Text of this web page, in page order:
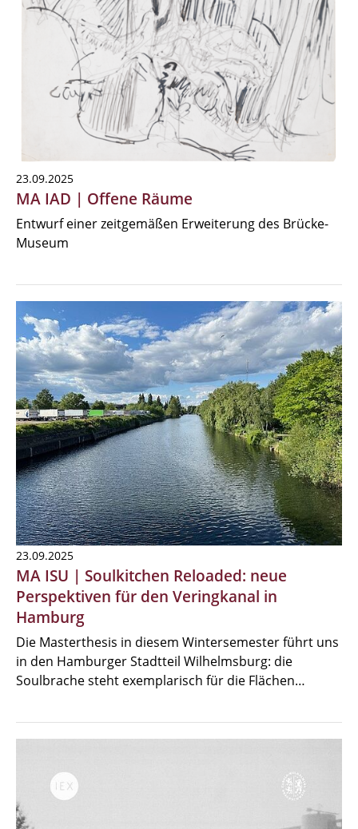
23.09.2025
MA IAD | Offene Räume
Entwurf einer zeitgemäßen Erweiterung des Brücke-
Museum
23.09.2025
MA ISU | Soulkitchen Reloaded: neue
Perspektiven für den Veringkanal in
Hamburg
Die Masterthesis in diesem Wintersemester führt uns
in den Hamburger Stadtteil Wilhelmsburg: die
Soulbrache steht exemplarisch für die Flächen…